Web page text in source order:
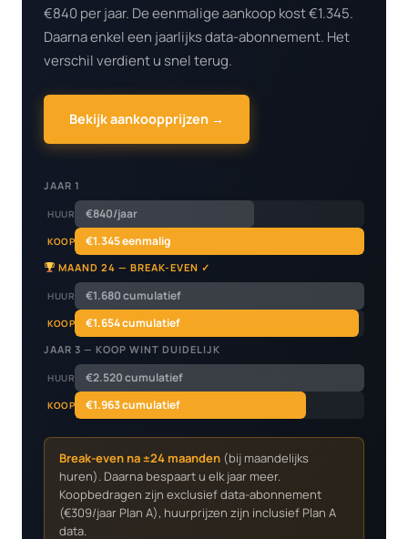
€840 per jaar. De eenmalige aankoop kost €1.345.
Daarna enkel een jaarlijks data-abonnement. Het
verschil verdient u snel terug.
Bekijk aankoopprijzen →
JAAR 1
HUUR €840/jaar
KOOP €1.345 eenmalig
MAAND 24 — BREAK-EVEN ✓
HUUR €1.680 cumulatief
KOOP €1.654 cumulatief
JAAR 3 — KOOP WINT DUIDELIJK
HUUR €2.520 cumulatief
KOOP €1.963 cumulatief
Break-even na ±24 maanden (bij maandelijks
huren). Daarna bespaart u elk jaar meer.
Koopbedragen zijn exclusief data-abonnement
(€309/jaar Plan A), huurprijzen zijn inclusief Plan A
data.